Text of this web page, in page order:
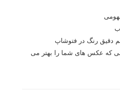
که عکس های شما را بهتر می